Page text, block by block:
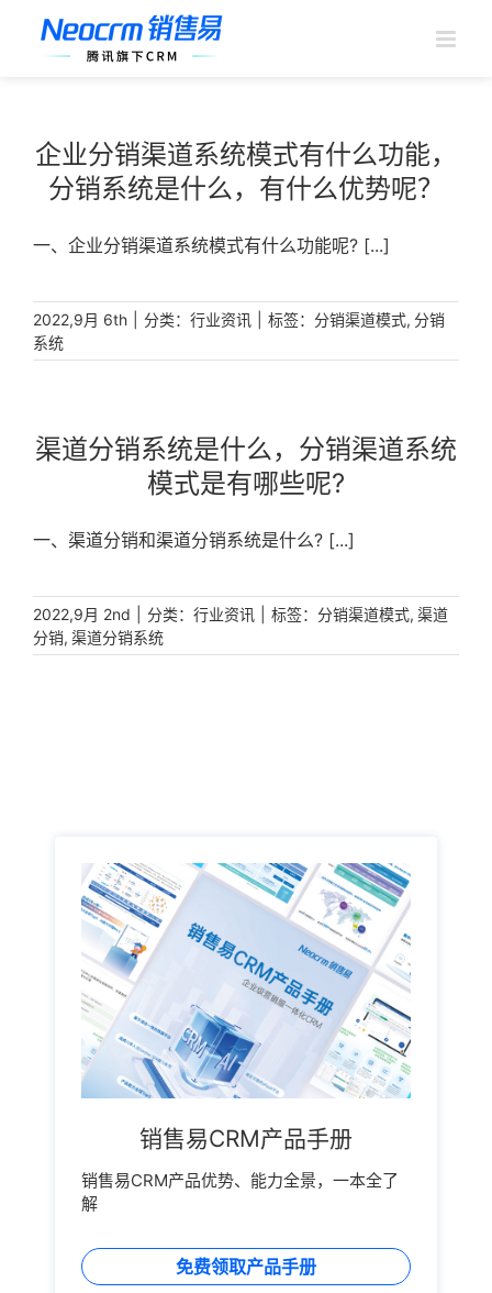
企业分销渠道系统模式有什么功能，
分销系统是什么，有什么优势呢？
一、企业分销渠道系统模式有什么功能呢? [...]
2022,9月 6th 分类： 行业资讯 标签： 分销渠道模式, 分销
系统
渠道分销系统是什么，分销渠道系统
模式是有哪些呢?
一、渠道分销和渠道分销系统是什么? [...]
2022,9月 2nd 分类： 行业资讯 标签： 分销渠道模式, 渠道
分销, 渠道分销系统
销售易CRM产品手册
销售易CRM产品优势、能力全景，一本全了
解
免费领取产品手册